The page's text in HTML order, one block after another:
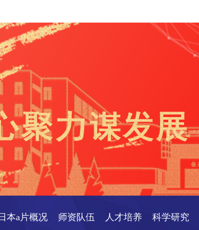
本a片概况 师资队伍 人才培养 科学研究